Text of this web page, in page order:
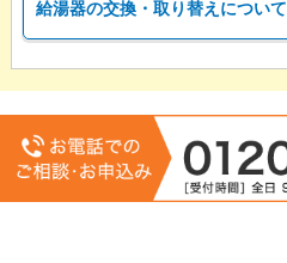
給湯器の交換・取り替えについて